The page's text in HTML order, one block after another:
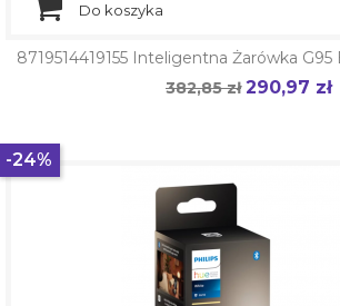
Do koszyka
8719514419155 Inteligentna Żarówka
Cena
382,85 zł Cena
290,97 zł
-24%